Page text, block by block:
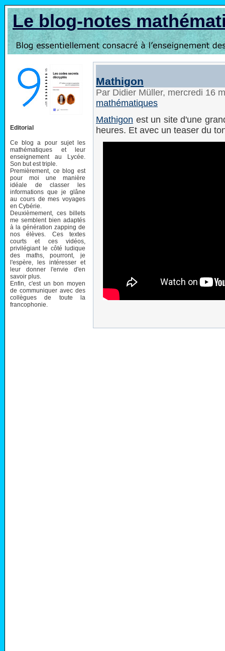
Le blog-notes
Editorial
Ce blog a pour sujet les
mathématiques et leur
enseignement au Lycée.
Son but est triple.
Premièrement, ce blog est
pour moi une manière
idéale de classer les
informations que je glâne
au cours de mes voyages
en Cybérie.
Deuxièmement, ces billets
me semblent bien adaptés
à la génération zapping de
nos élèves. Ces textes
courts et ces vidéos,
privilégiant le côté ludique
des maths, pourront, je
l'espère, les intéresser et
leur donner l'envie d'en
savoir plus.
Enfin, c'est un bon moyen
de communiquer avec des
collègues de toute la
francophonie.
Mathigon
Par Didier Müller, mercredi 16
mathématiques
Mathigon est un site d'une
heures. Et avec un teaser du